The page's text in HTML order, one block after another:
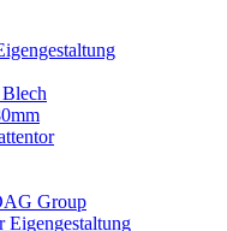
Group
Eigengestaltung